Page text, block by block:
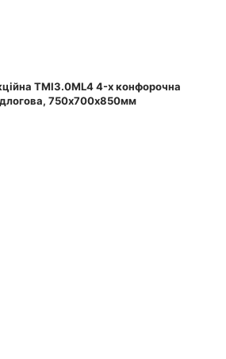
ТМІ3.0ML4 4-х конфорочна
750х700х850мм